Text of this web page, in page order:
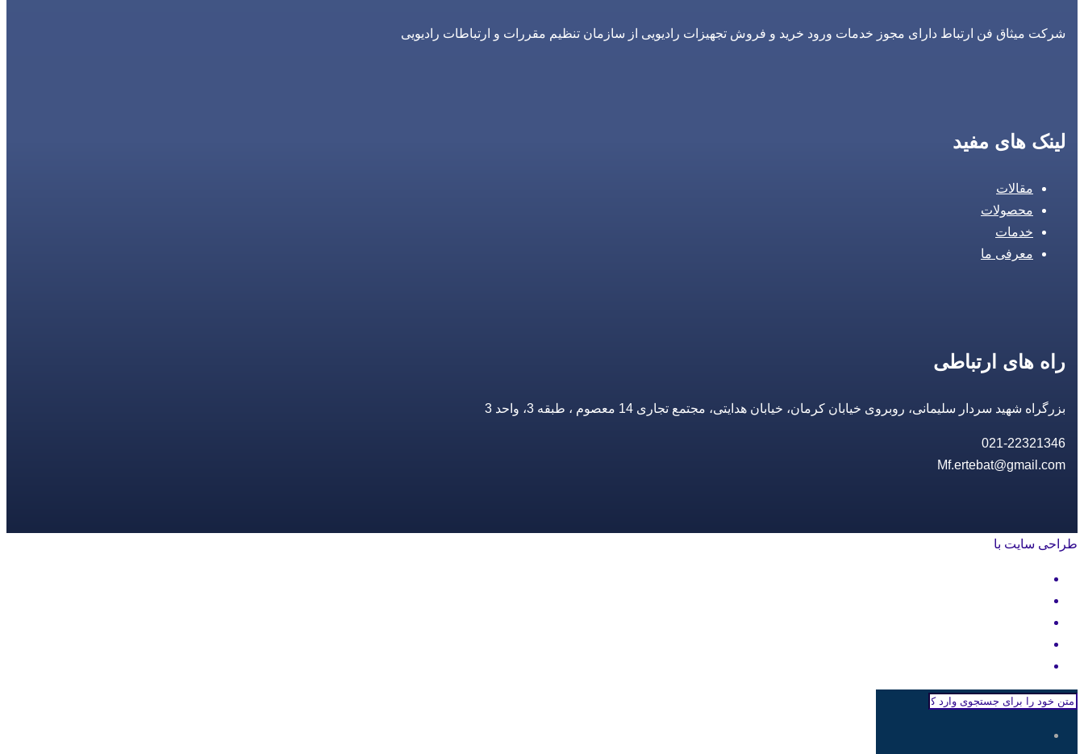
شرکت میثاق فن ارتباط دارای مجوز خدمات ورود خرید و فروش تجهیزات رادیویی از سازمان تنظیم مقررات و ارتباطات رادیویی
لینک های مفید
مقالات
محصولات
خدمات
معرفی ما
راه های ارتباطی
بزرگراه شهید سردار سلیمانی، روبروی خیابان کرمان، خیابان هدایتی، مجتمع تجاری 14 معصوم ، طبقه 3، واحد 3
021-22321346
Mf.ertebat@gmail.com
طراحی سایت با